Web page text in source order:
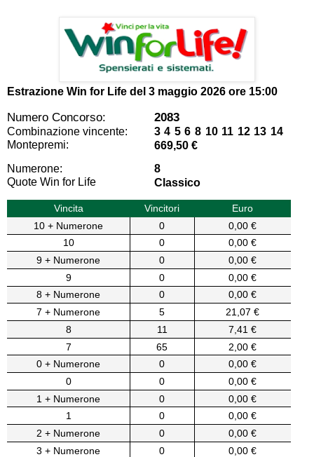
Estrazione Win for Life del 3 maggio 2026 ore 15:00
Numero Concorso: 2083
Combinazione vincente:
3 4 5 6 8 10 11 12 13 14
Montepremi:
669,50 €
Numerone:
8
Quote Win for Life
Classico
Vincita Vincitori
Euro
10 + Numerone
0
0,00 €
10
0
0,00 €
9 + Numerone
0
0,00 €
9
0
0,00 €
8 + Numerone
0
0,00 €
7 + Numerone
5
21,07 €
8
11
7,41 €
7
65
2,00 €
0 + Numerone
0
0,00 €
0
0
0,00 €
1 + Numerone
0
0,00 €
1
0
0,00 €
2 + Numerone
0
0,00 €
3 + Numerone
0
0,00 €